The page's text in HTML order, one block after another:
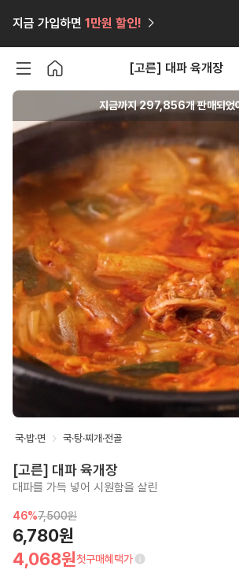
지금 가입하면 1만원 할인!
[고른] 대파 육개장
국·밥·면 국·탕·찌개·전골
[고른] 대파 육개장
대파를 가득 넣어 시원함을 살린
46%7,500원
6,780원
4,068원첫구매혜택가